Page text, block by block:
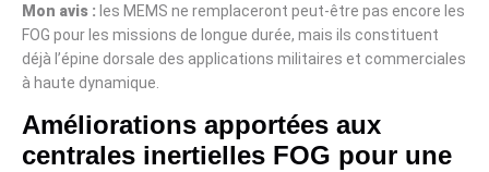
Mon avis : les MEMS ne remplaceront peut-être pas encore les
FOG pour les missions de longue durée, mais ils constituent
déjà l’épine dorsale des applications militaires et commerciales
à haute dynamique.
Améliorations apportées aux
centrales inertielles FOG pour une